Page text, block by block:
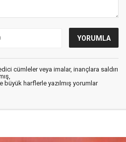
cümleler veya imalar, inançlara saldırı
büyük harflerle yazılmış yorumlar